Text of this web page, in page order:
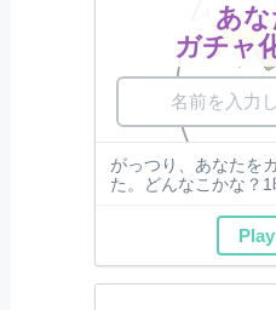
あ
ガチャ
がっつり、あなたを
た。どんなこかな？
Play